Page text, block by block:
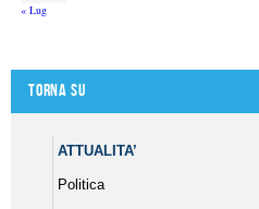
« Lug
Torna su
ATTUALITA’
Politica